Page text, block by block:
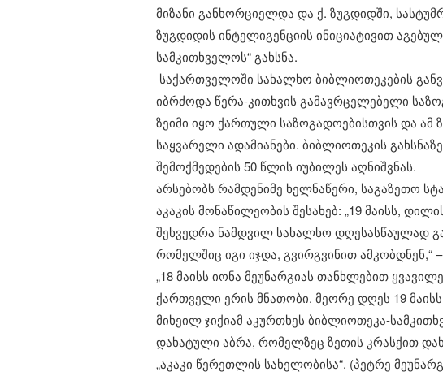
​მიზანი განხორციელდა და ქ. ზუგდიდში,
ზუგდიდის ინტელიგენციის ინიციატივით აგებულ
სამკითხველოს“ გახსნა.
​საქართველოში სახალხო ბიბლიოთეკების
იბრძოდა წერა-კითხვის გამავრცელებელი
ზეიმი იყო ქართული საზოგადოებისთვის და ამ
საყვარელი ადამიანები. ბიბლიოთეკის
შემოქმედების 50 წლის იუბილეს აღნიშვნას.
​არსებობს რამდენიმე ხელნაწერი, საგაზეთო
აკაკის მონაწილეობის შესახებ: „19 მაისს,
შეხვედრა ნამდვილ სახალხო დღესასწაულად
რომელშიც იგი იჯდა, გვირგვინით ამკობდნენ,“
​„18 მაისს იონა მეუნარგიას თანხლებით
ქართველი ერის მნათობი. მეორე დღეს 19
მიხეილ ჯიქიამ აკურთხეს ბიბლიოთეკა-
დახატული აბრა, რომელზეც ზეთის კრასქით
„აკაკი წერეთლის სახელობისა“. (პეტრე